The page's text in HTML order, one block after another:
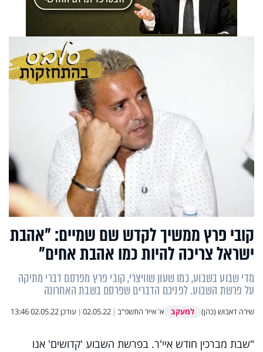
קובי פרץ ממשיך לקדש שם שמיים: "אהבת
ישראל צריכה להיות כמו אהבת אחים"
מדי שבוע בשבוע, כמו שעון שוויצרי, קובי פרץ מפרסם דברי מתיקה
על פרשת השבוע. לפניכם הדברים שפרסם בשבת האחרונה
שירה דאבוש (כהן) למעקב א' אייר התשפ"ב |
02.05.22
| עודכן02.05.22 13:46
"שבת מברכין חודש איי'ר. בפרשת השבוע 'קדושים' אנו